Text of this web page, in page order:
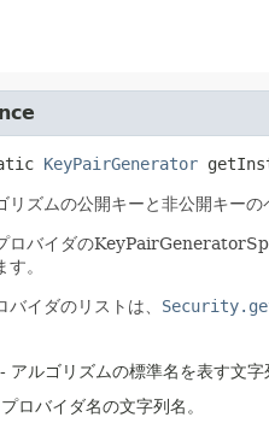
KeyPairGenerator
リズムの公開キーと非公開キー
ロバイダの
。
バイダのリストは、
- アルゴリズムの標準名を表す文字
ロバイダ名の文字列名。